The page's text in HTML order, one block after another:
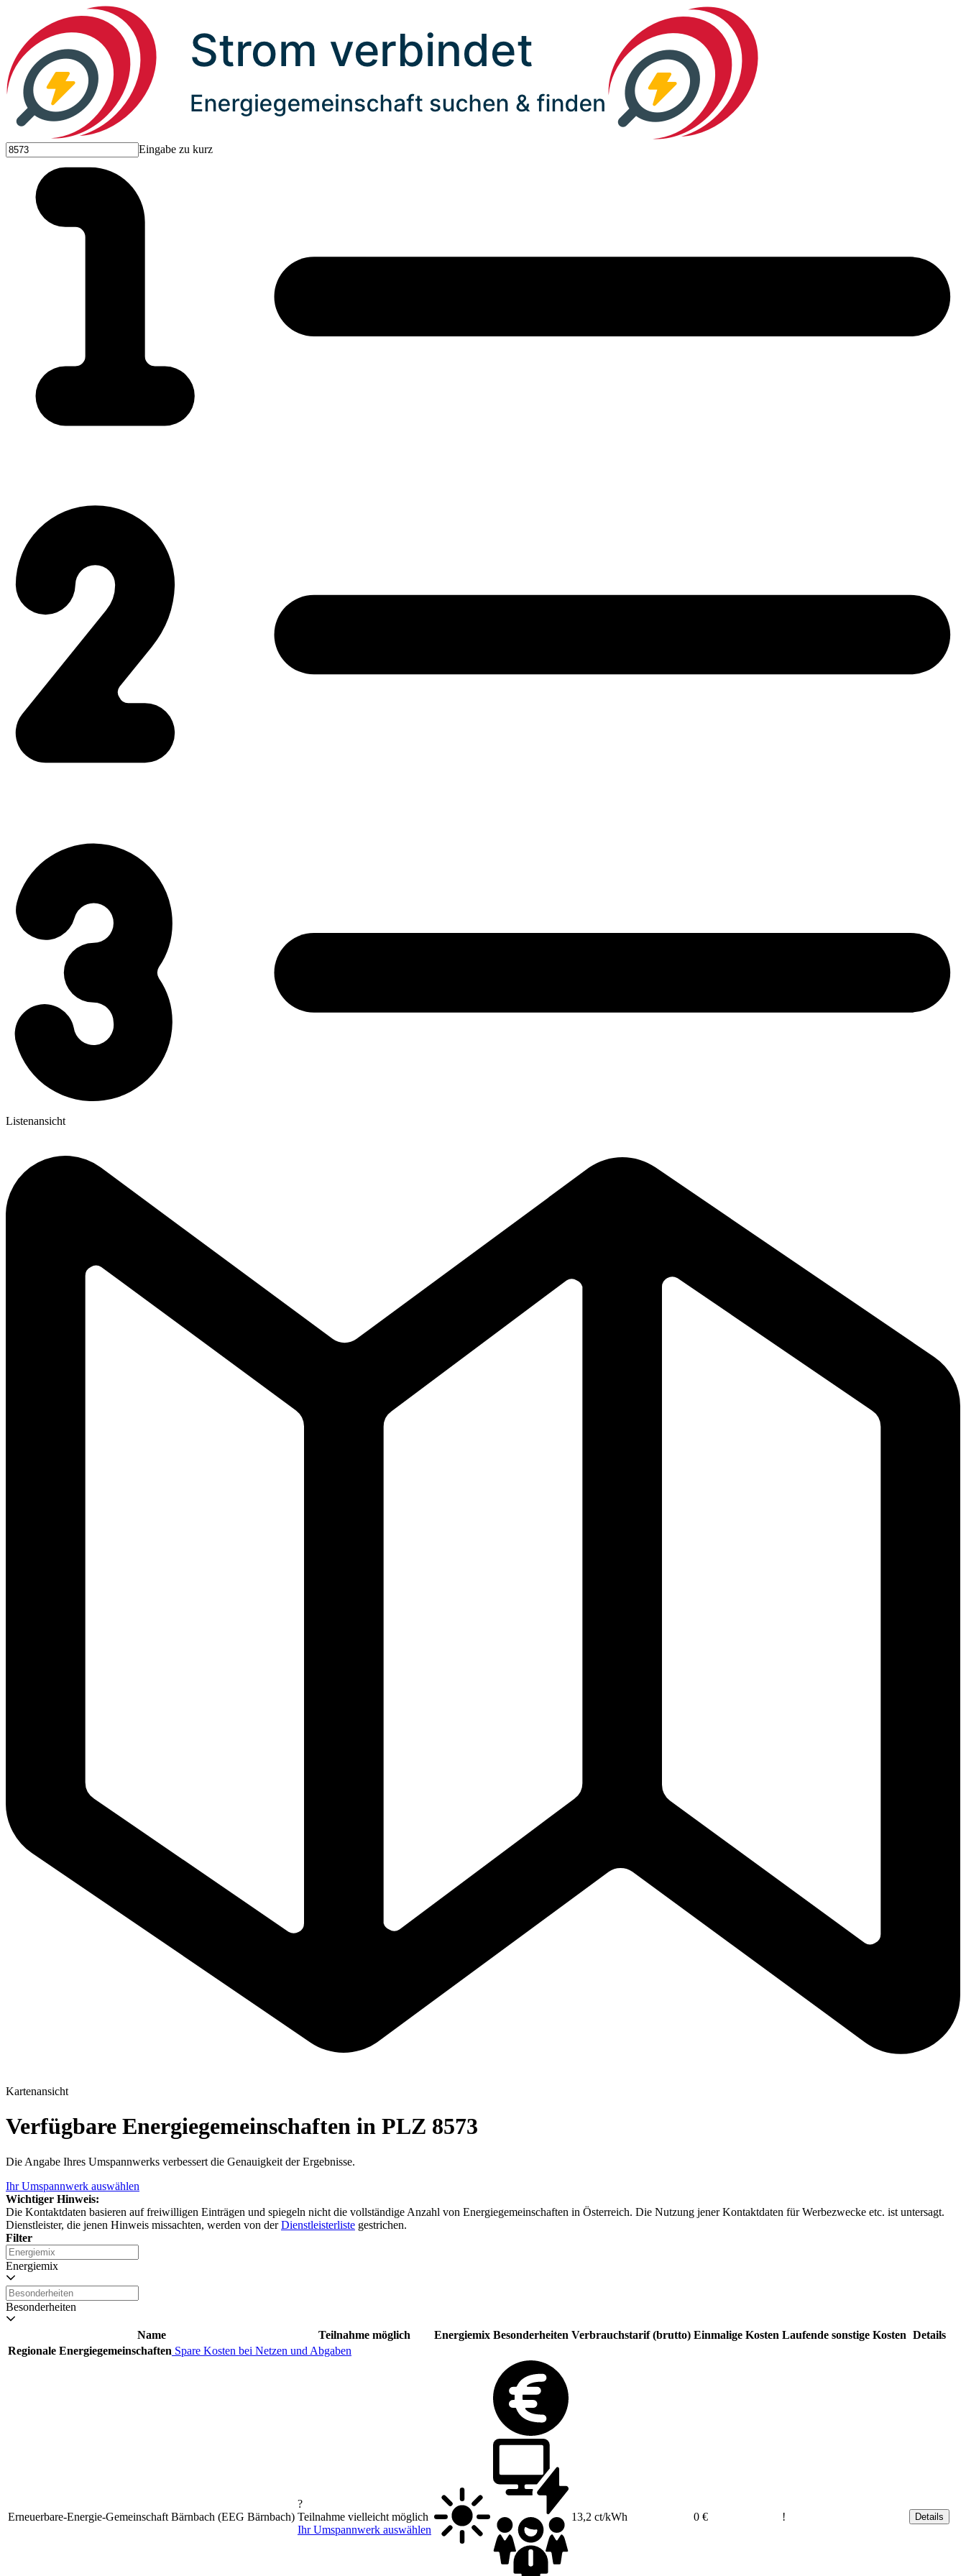
Eingabe zu kurz
Listenansicht
Kartenansicht
Verfügbare Energiegemeinschaften in PLZ 8573
Die Angabe Ihres Umspannwerks verbessert die Genauigkeit der Ergebnisse.
Ihr Umspannwerk auswählen
Wichtiger Hinweis:
Die Kontaktdaten basieren auf freiwilligen Einträgen und spiegeln nicht die vollständige Anzahl von Energiegemeinschaften in Österreich. Die Nutzung jener Kontaktdaten für Werbezwecke etc. ist untersagt.
Dienstleister, die jenen Hinweis missachten, werden von derDienstleisterliste gestrichen.
Filter
Energiemix
Besonderheiten
Name Teilnahme möglich Energiemix Besonderheiten Verbrauchstarif (brutto) Einmalige Kosten Laufende sonstige Kosten Details
Regionale Energiegemeinschaften Spare Kosten bei Netzen und Abgaben
Erneuerbare-Energie-Gemeinschaft Bärnbach (EEG Bärnbach)
?
Teilnahme vielleicht möglich
Ihr Umspannwerk auswählen
13,2 ct/kWh 0 € ! Details